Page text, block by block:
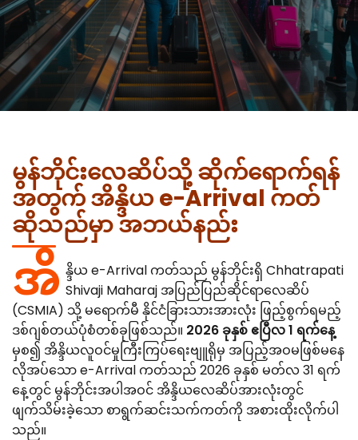
e-arrival card vs eVisa
Who Needs It
OCI Cardholders
Guides
72-Hour Rule
QR Code Guide
Common Mistakes
Portal Troubleshooting
Error Correction
Missed Deadline
By Nationality
US Citizens
UK Citizens
Australia
Canada
EU Citizens
NRI Guide
Airports
Delhi (IGI)
Mumbai
Bangalore
FAQ
Languages
မွန်ဘိုင်းလေဆိပ်သို့ ဆိုက်ရောက်ရန်
အတွက် အိန္ဒိယ e-Arrival ကတ်
ဆိုသည်မှာ အဘယ်နည်း
အိ န္ဒိယ e-Arrival ကတ်သည် မွန်ဘိုင်းရှိ Chhatrapati
Shivaji Maharaj အပြည်ပြည်ဆိုင်ရာလေဆိပ်
(CSMIA) သို့ မရောက်မီ နိုင်ငံခြားသားအားလုံး ဖြည့်စွက်ရမည့်
ဒစ်ဂျစ်တယ်ပုံစံတစ်ခုဖြစ်သည်။ 2026 ခုနှစ် ဧပြီလ 1 ရက်နေ့
မှစ၍ အိန္ဒိယလူဝင်မှုကြီးကြပ်ရေးဗျူရိုမှ အပြည့်အဝမဖြစ်မနေ
လိုအပ်သော e-Arrival ကတ်သည် 2026 ခုနှစ် မတ်လ 31 ရက်
နေ့တွင် မွန်ဘိုင်းအပါအဝင် အိန္ဒိယလေဆိပ်အားလုံးတွင်
ဖျက်သိမ်းခဲ့သော စာရွက်ဆင်းသက်ကတ်ကို အစားထိုးလိုက်ပါ
သည်။